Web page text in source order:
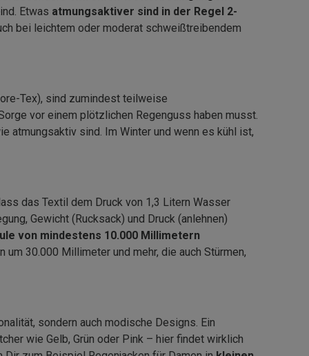
Etwas atmungsaktiver sind in der Regel 2-
bei leichtem oder moderat schweißtreibendem
Tex), sind zumindest teilweise
vor einem plötzlichen Regenguss haben musst.
atmungsaktiv sind. Im Winter und wenn es kühl ist,
das Textil dem Druck von 1,3 Litern Wasser
Gewicht (Rucksack) und Druck (anlehnen)
von mindestens 10.000 Millimetern
30.000 Millimeter und mehr, die auch Stürmen,
sondern auch modische Designs. Ein
wie Gelb, Grün oder Pink – hier findet wirklich